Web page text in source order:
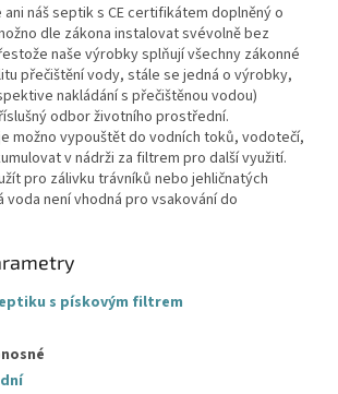
náš septik s CE certifikátem doplněný o
dle zákona instalovat svévolně bez
naše výrobky splňují všechny zákonné
přečištění vody, stále se jedná o výrobky,
nakládání s přečištěnou vodou)
odbor životního prostřední.
možno vypouštět do vodních toků, vodotečí,
v nádrži za filtrem pro další využití.
pro zálivku trávníků nebo jehličnatých
voda není vhodná pro vsakování do
s pískovým filtrem